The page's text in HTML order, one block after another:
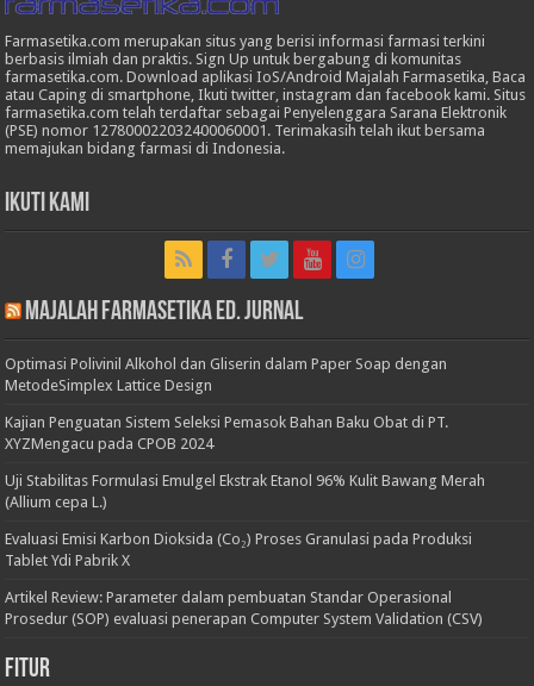
Farmasetika.com merupakan situs yang berisi informasi farmasi terkini
berbasis ilmiah dan praktis. Sign Up untuk bergabung di komunitas
farmasetika.com. Download aplikasi IoS/Android Majalah Farmasetika, Baca
atau Caping di smartphone, Ikuti twitter, instagram dan facebook kami. Situs
farmasetika.com telah terdaftar sebagai Penyelenggara Sarana Elektronik
(PSE) nomor 127800022032400060001. Terimakasih telah ikut bersama
memajukan bidang farmasi di Indonesia.
Ikuti Kami
Majalah Farmasetika Ed. Jurnal
Optimasi Polivinil Alkohol dan Gliserin dalam Paper Soap dengan
MetodeSimplex Lattice Design
Kajian Penguatan Sistem Seleksi Pemasok Bahan Baku Obat di PT.
XYZMengacu pada CPOB 2024
Uji Stabilitas Formulasi Emulgel Ekstrak Etanol 96% Kulit Bawang Merah
(Allium cepa L.)
Evaluasi Emisi Karbon Dioksida (Co₂) Proses Granulasi pada Produksi
Tablet Ydi Pabrik X
Artikel Review: Parameter dalam pembuatan Standar Operasional
Prosedur (SOP) evaluasi penerapan Computer System Validation (CSV)
Fitur